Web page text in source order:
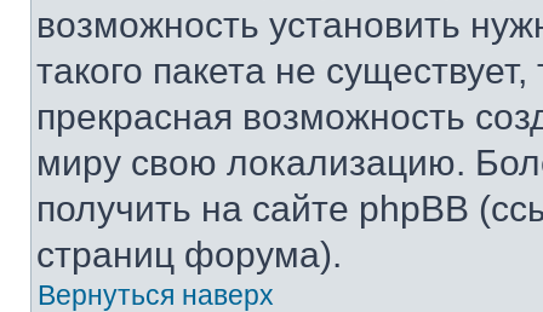
возможность установить
такого пакета не
прекрасная возможность
миру свою локализацию.
получить на сайте phpBB
страниц форума).
Вернуться наверх